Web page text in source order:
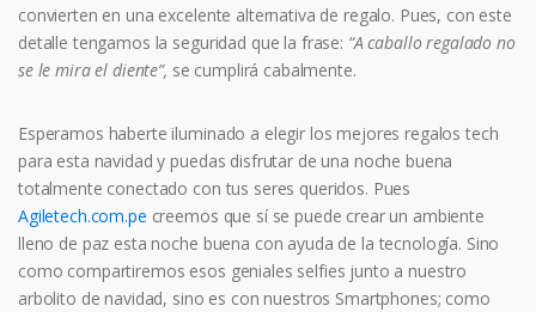
convierten en una excelente alternativa de regalo. Pues, con este
detalle tengamos la seguridad que la frase: “A caballo regalado no
se le mira el diente”, se cumplirá cabalmente.
Esperamos haberte iluminado a elegir los mejores regalos tech
para esta navidad y puedas disfrutar de una noche buena
totalmente conectado con tus seres queridos. Pues
Agiletech.com.pe creemos que sí se puede crear un ambiente
lleno de paz esta noche buena con ayuda de la tecnología. Sino
como compartiremos esos geniales selfies junto a nuestro
arbolito de navidad, sino es con nuestros Smartphones; como